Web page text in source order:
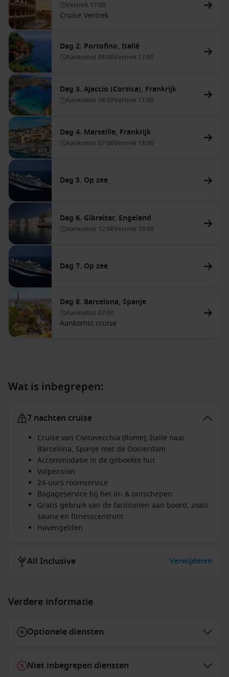
Vertrek 17:00
Cruise Vertrek
Dag 2. Portofino, Italië
Aankomst 08:00Vertrek 17:00
Dag 3. Ajaccio (Corsica), Frankrijk
Aankomst 08:00Vertrek 17:00
Dag 4. Marseille, Frankrijk
Aankomst 07:00Vertrek 18:00
Dag 5. Op zee
Dag 6. Gibraltar, Engeland
Aankomst 12:00Vertrek 19:00
Dag 7. Op zee
Dag 8. Barcelona, Spanje
Aankomst 07:00
Aankomst cruise
Wat is inbegrepen:
7 nachten cruise
Cruise van Civitavecchia (Rome), Italië naar
Barcelona, Spanje met de Oosterdam
Accommodatie in de geboekte hut
Volpension
24-uurs roomservice
Bagageservice bij het in- & ontschepen
Gratis gebruik van de faciliteiten aan boord, zoals
sauna en fitnesscentrum
Havengelden
All Inclusive Verwijderen
Verdere informatie
Optionele diensten
Niet inbegrepen diensten